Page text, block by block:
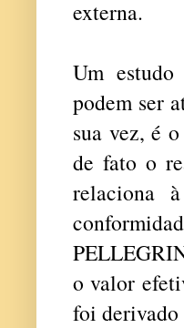
externa.
Um
podem ser
sua vez, é
de fato o
relaciona
o valor
foi derivado